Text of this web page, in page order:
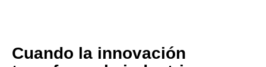
Cuando la innovación